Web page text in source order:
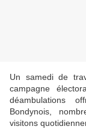
Un samedi de
campagne
déambulations
Bondynois,
visitons